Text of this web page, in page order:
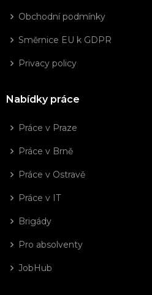
Obchodní podmínky
Směrnice EU k GDPR
Privacy policy
Nabídky práce
Práce v Praze
Práce v Brně
Práce v Ostravě
Práce v IT
Brigády
Pro absolventy
JobHub